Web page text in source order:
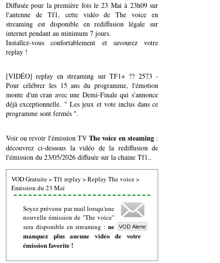
Diffusée pour la première fois le 23 Mai à 23h09 sur
l'antenne de Tf1, cette vidéo de The voice en
streaming est disponible en rediffusion légale sur
internet pendant au minimum 7 jours.
Installez-vous confortablement et savourez votre
replay !
[VIDÉO] replay en streaming sur TF1+ ?? 2573 -
Pour célébrer les 15 ans du programme, l'émotion
monte d'un cran avec une Demi-Finale qui s'annonce
déjà exceptionnelle. " Les jeux et vote inclus dans ce
programme sont fermés ".
Voir ou revoir l'émission TVThe voice en steaming:
découvrez ci-dessous la vidéo de la rediffusion de
l'émission du 23/05/2026 diffusée sur la chaine Tf1..
VOD Gratuite>Tf1 replay >Replay The voice>
Emission du 23 Mai
Soyez prévenu par mail lorsqu'une
nouvelle émission de "The voice"
sera disponible en streaming : ne
manquez plus aucune vidéo de votre
émission favorite !